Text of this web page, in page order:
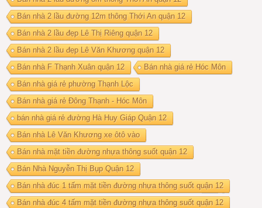
Bán nhà 2 lầu đường 12m thông Thới An quận 12
Bán nhà 2 lầu đẹp Lê Thị Riêng quận 12
Bán nhà 2 lầu đẹp Lê Văn Khương quận 12
Bán nhà F Thạnh Xuân quận 12
Bán nhà giá rẻ Hóc Môn
Bán nhà giá rẻ phường Thạnh Lộc
Bán nhà giá rẻ Đông Thạnh - Hóc Môn
bán nhà giá rẻ đường Hà Huy Giáp Quận 12
Bán nhà Lê Văn Khương xe ôtô vào
Bán nhà mặt tiền đường nhựa thông suốt quận 12
Bán Nhà Nguyễn Thị Bụp Quận 12
Bán nhà đúc 1 tấm mặt tiền đường nhựa thông suốt quận 12
Bán nhà đúc 4 tấm mặt tiền đường nhựa thông suốt quận 12